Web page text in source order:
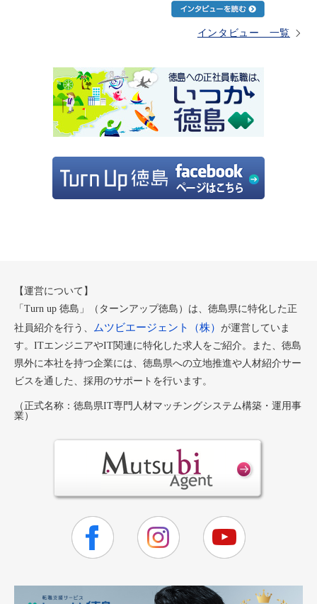
インタビュー 一覧
【運営について】
「Turn up 徳島」（ターンアップ徳島）は、徳島県に特化した正
社員紹介を行う、
ムツビエージェント（株） が運営していま
す。ITエンジニアやIT関連に特化した求人をご紹介。また、徳島
県外に本社を持つ企業には、徳島県への立地推進や人材紹介サー
ビスを通した、採用のサポートを行います。
（正式名称：徳島県IT専門人材マッチングシステム構築・運用事
業）